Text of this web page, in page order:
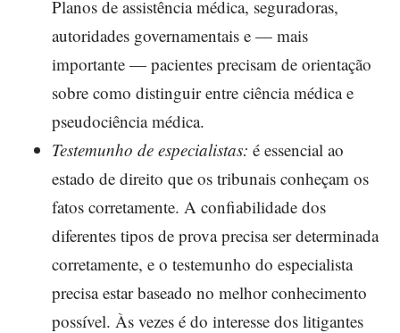
Planos de assistência médica, seguradoras,
autoridades governamentais e — mais
importante — pacientes precisam de orientação
sobre como distinguir entre ciência médica e
pseudociência médica.
Testemunho de especialistas: é essencial ao
estado de direito que os tribunais conheçam os
fatos corretamente. A confiabilidade dos
diferentes tipos de prova precisa ser determinada
corretamente, e o testemunho do especialista
precisa estar baseado no melhor conhecimento
possível. Às vezes é do interesse dos litigantes